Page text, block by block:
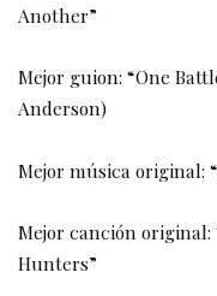
Another”
Mejor guion: “One
Anderson)
Mejor música original:
Mejor canción original:
Hunters”